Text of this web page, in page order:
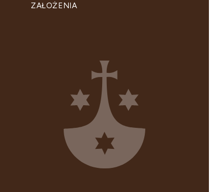
ZAŁOŻENIA